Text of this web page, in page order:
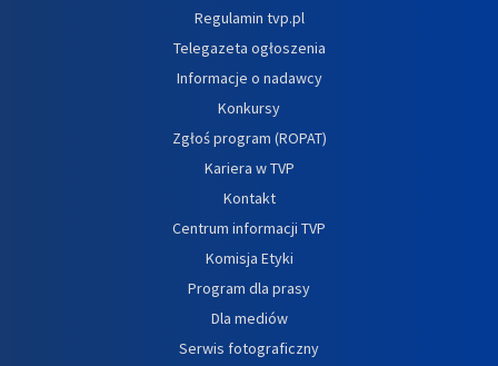
Regulamin tvp.pl
Telegazeta ogłoszenia
Informacje o nadawcy
Konkursy
Zgłoś program (ROPAT)
Kariera w TVP
Kontakt
Centrum informacji TVP
Komisja Etyki
Program dla prasy
Dla mediów
Serwis fotograficzny